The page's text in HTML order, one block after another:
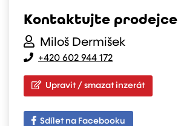
Kontaktujte prodejce
Miloš Dermišek
+420 602 944 172
Upravit / smazat inzerát
Sdílet na Facebooku